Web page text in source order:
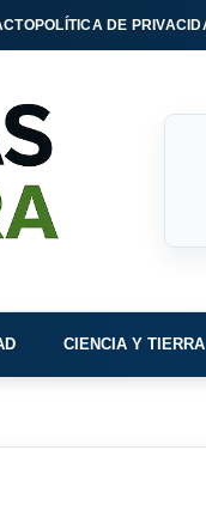
POLÍTICA DE
CIENCIA Y TIERRA